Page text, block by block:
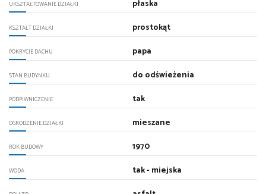
UKSZTAŁTOWANIE DZIAŁKI płaska
KSZTAŁT DZIAŁKI prostokąt
POKRYCIE DACHU papa
STAN BUDYNKU do odświeżenia
PODPIWNICZENIE tak
OGRODZENIE DZIAŁKI mieszane
ROK BUDOWY 1970
WODA tak - miejska